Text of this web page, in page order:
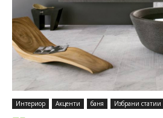
Интериор Акценти баня Избрани статии